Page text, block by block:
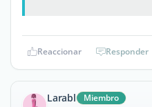
Reaccionar Responder
Larabl Miembro